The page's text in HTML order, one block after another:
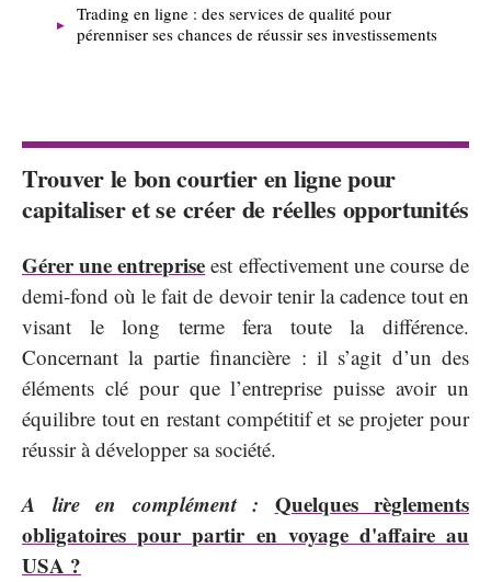
Trading en ligne : des services de qualité pour
pérenniser ses chances de réussir ses investissements
Trouver le bon courtier en ligne pour
capitaliser et se créer de réelles opportunités
Gérer une entreprise est effectivement une course de
demi-fond où le fait de devoir tenir la cadence tout en
visant le long terme fera toute la différence.
Concernant la partie financière : il s’agit d’un des
éléments clé pour que l’entreprise puisse avoir un
équilibre tout en restant compétitif et se projeter pour
réussir à développer sa société.
A lire en complément : Quelques règlements
obligatoires pour partir en voyage d'affaire au
USA ?